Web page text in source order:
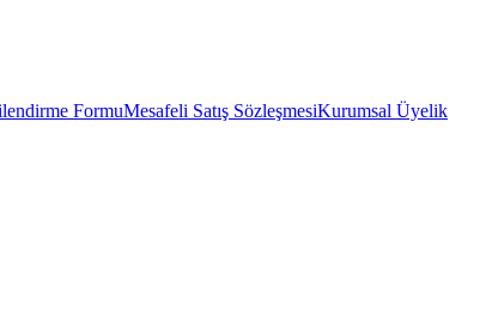
FormuMesafeli Satış SözleşmesiKurumsal Üyelik